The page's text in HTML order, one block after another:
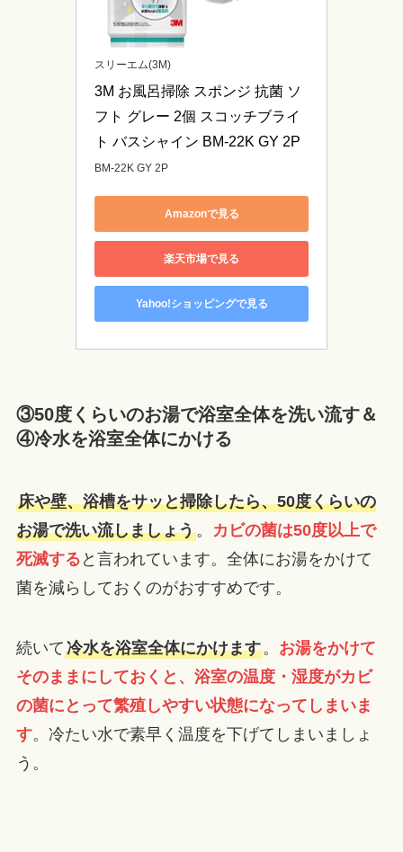
スリーエム(3M)
3M お風呂掃除 スポンジ 抗菌 ソ
フト グレー 2個 スコッチブライ
ト バスシャイン BM-22K GY 2P
BM-22K GY 2P
Amazonで見る
楽天市場で見る
Yahoo!ショッピングで見る
③50度くらいのお湯で浴室全体を洗い流す＆
④冷水を浴室全体にかける
床や壁、浴槽をサッと掃除したら、50度くらいの
お湯で洗い流しましょう。
カビの菌は50度以上で
死滅する と言われています。全体にお湯をかけて
菌を減らしておくのがおすすめです。
続いて冷水を浴室全体にかけます。 お湯をかけて
そのままにしておくと、浴室の温度・湿度がカビ
の菌にとって繁殖しやすい状態になってしまいま
す。冷たい水で素早く温度を下げてしまいましょ
う。